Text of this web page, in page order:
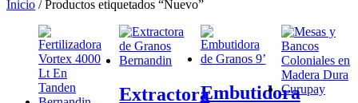
Inicio / Productos etiquetados “Nuevo”
ExtractoraEmbutidora